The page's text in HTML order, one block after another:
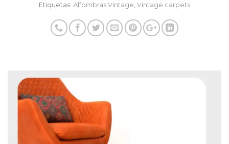
Etiquetas: Alfombras Vintage, Vintage carpets